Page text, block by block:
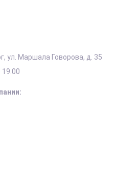
, ул. Маршала Говорова, д. 35
19.00